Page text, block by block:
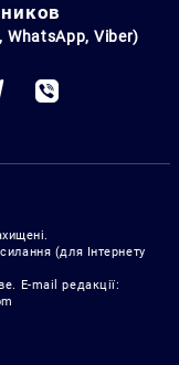
WhatsApp, Viber)
(для Інтернету
E-mail редакції: